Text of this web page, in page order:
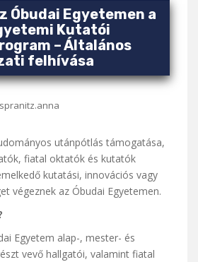
Óbudai Egyetemen a
Kutatói
– Általános
felhívása
spranitz.anna
utánpótlás támogatása,
fiatal oktatók és kutatók
kutatási, innovációs vagy
végeznek az Óbudai Egyetemen.
Egyetem alap-, mester- és
vevő hallgatói, valamint fiatal